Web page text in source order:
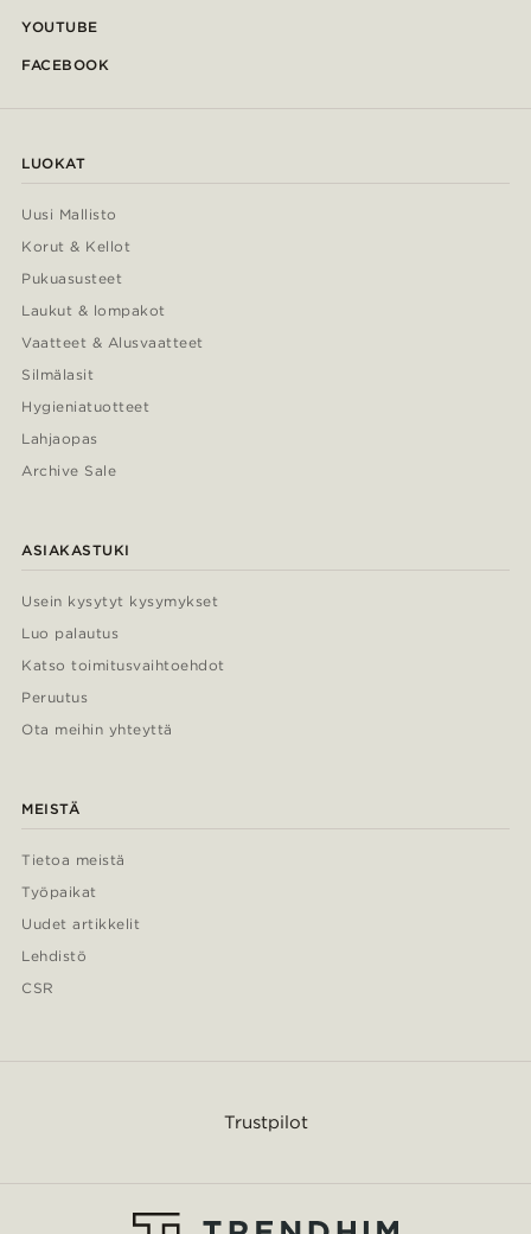
YOUTUBE
FACEBOOK
LUOKAT
Uusi Mallisto
Korut & Kellot
Pukuasusteet
Laukut & lompakot
Vaatteet & Alusvaatteet
Silmälasit
Hygieniatuotteet
Lahjaopas
Archive Sale
ASIAKASTUKI
Usein kysytyt kysymykset
Luo palautus
Katso toimitusvaihtoehdot
Peruutus
Ota meihin yhteyttä
MEISTÄ
Tietoa meistä
Työpaikat
Uudet artikkelit
Lehdistö
CSR
Trustpilot